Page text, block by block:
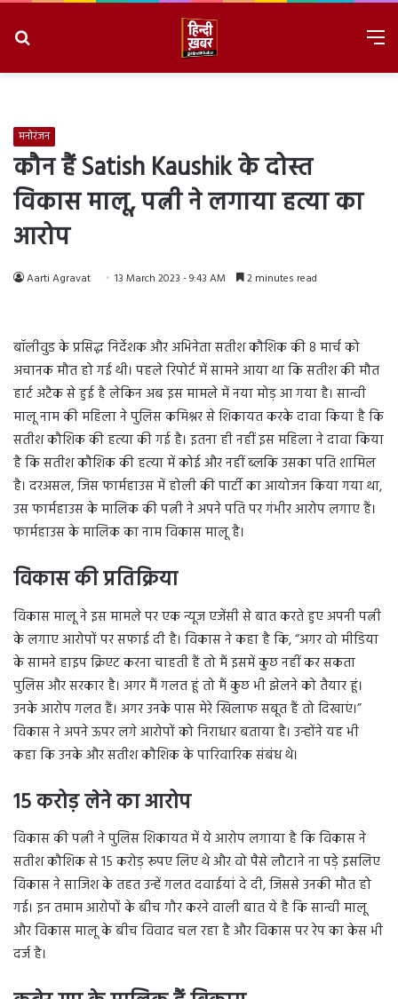
मनोरंजन
कौन हैं Satish Kaushik के दोस्त
विकास मालू, पत्नी ने लगाया हत्या का
आरोप
Aarti Agravat 13 March 2023 - 9:43 AM 2 minutes read
बॉलीवुड के प्रसिद्ध निर्देशक और अभिनेता सतीश कौशिक की 8 मार्च को
अचानक मौत हो गई थी। पहले रिपोर्ट में सामने आया था कि सतीश की मौत
हार्ट अटैक से हुई है लेकिन अब इस मामले में नया मोड़ आ गया है। सान्वी
मालू नाम की महिला ने पुलिस कमिश्नर से शिकायत करके दावा किया है कि
सतीश कौशिक की हत्या की गई है। इतना ही नहीं इस महिला ने दावा किया
है कि सतीश कौशिक की हत्या में कोई और नहीं ब्लकि उसका पति शामिल
है। दरअसल, जिस फार्महाउस में होली की पार्टी का आयोजन किया गया था,
उस फार्महाउस के मालिक की पत्नी ने अपने पति पर गंभीर आरोप लगाए हैं।
फार्महाउस के मालिक का नाम विकास मालू है।
विकास की प्रतिक्रिया
विकास मालू ने इस मामले पर एक न्यूज एजेंसी से बात करते हुए अपनी पत्नी
के लगाए आरोपों पर सफाई दी है। विकास ने कहा है कि, “अगर वो मीडिया
के सामने हाइप क्रिएट करना चाहती हैं तो मैं इसमें कुछ नहीं कर सकता
पुलिस और सरकार है। अगर मैं गलत हूं तो मैं कुछ भी झेलने को तैयार हूं।
उनके आरोप गलत हैं। अगर उनके पास मेरे खिलाफ सबूत हैं तो दिखाएं।”
विकास ने अपने ऊपर लगे आरोपों को निराधार बताया है। उन्होंने यह भी
कहा कि उनके और सतीश कौशिक के पारिवारिक संबंध थे।
15 करोड़ लेने का आरोप
विकास की पत्नी ने पुलिस शिकायत में ये आरोप लगाया है कि विकास ने
सतीश कौशिक से 15 करोड़ रूपए लिए थे और वो पैसे लौटाने ना पड़े इसलिए
विकास ने साजिश के तहत उन्हें गलत दवाईयां दे दी, जिससे उनकी मौत हो
गई। इन तमाम आरोपों के बीच गौर करने वाली बात ये है कि सान्वी मालू
और विकास मालू के बीच विवाद चल रहा है और विकास पर रेप का केस भी
दर्ज है।